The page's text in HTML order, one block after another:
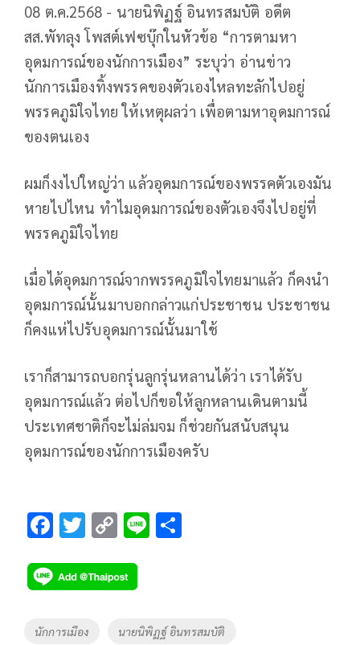
08 ต.ค.2568 - นายนิพิฏฐ์ อินทรสมบัติ อดีต
สส.พัทลุง โพสต์เฟซบุ๊กในหัวข้อ “การตามหา
อุดมการณ์ของนักการเมือง” ระบุว่า อ่านข่าว
นักการเมืองทิ้งพรรคของตัวเองไหลทะลักไปอยู่
พรรคภูมิใจไทย ให้เหตุผลว่า เพื่อตามหาอุดมการณ์
ของตนเอง
ผมก็งงไปใหญ่ว่า แล้วอุดมการณ์ของพรรคตัวเองมัน
หายไปไหน ทำไมอุดมการณ์ของตัวเองจึงไปอยู่ที่
พรรคภูมิใจไทย
เมื่อได้อุดมการณ์จากพรรคภูมิใจไทยมาแล้ว ก็คงนำ
อุดมการณ์นั้นมาบอกกล่าวแก่ประชาชน ประชาชน
ก็คงแห่ไปรับอุดมการณ์นั้นมาใช้
เราก็สามารถบอกรุ่นลูกรุ่นหลานได้ว่า เราได้รับ
อุดมการณ์แล้ว ต่อไปก็ขอให้ลูกหลานเดินตามนี้
ประเทศชาติก็จะไม่ล่มจม ก็ช่วยกันสนับสนุน
อุดมการณ์ของนักการเมืองครับ
F
e
b
o
T
tt
er
C
p
y
Li
Li
Tags
นักการเมือง นายนิพิฏฐ์ อินทรสมบัติ